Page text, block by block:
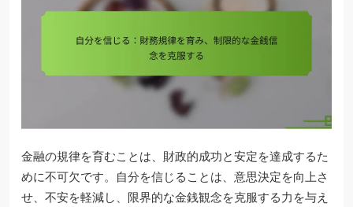
金融の規律を育むことは、財政的成功と安定を達成するた
めに不可欠です。自分を信じることは、意思決定を向上さ
せ、不安を軽減し、限界的な金銭観念を克服する力を与え